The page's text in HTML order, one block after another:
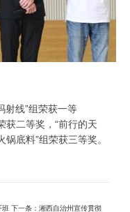
射线”组荣获一等
获二等奖，“前行的天
锅底料”组荣获三等奖。
班 下一条：湘西自治州宣传贯彻